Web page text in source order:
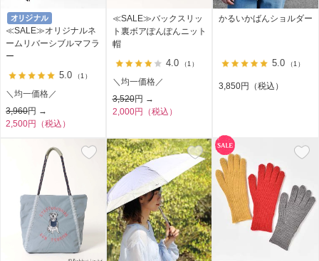
≪SALE≫オリジナルネ
ームリバーシブルマフラ
ー
5.0 （1）
＼均一価格／
3,960円 →
2,500円（税込）
≪SALE≫バックスリッ
ト裏ボアぽんぽんニット
帽
4.0 （1）
＼均一価格／
3,520円 →
2,000円（税込）
かるいかばんショルダー
5.0 （1）
3,850円（税込）